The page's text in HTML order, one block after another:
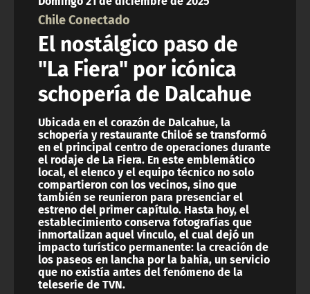
ACTUALIDAD Y TENDENCIAS
CORPORATIVO Y TRANSPARENCIA
CANAL DE DENUNCIAS
ÁREA DE PROYECTOS
Chile Conectado
El nostálgico paso de
"La Fiera" por icónica
schopería de Dalcahue
Ubicada en el corazón de Dalcahue, la
schopería y restaurante Chiloé se transformó
en el principal centro de operaciones durante
el rodaje de La Fiera. En este emblemático
local, el elenco y el equipo técnico no solo
compartieron con los vecinos, sino que
también se reunieron para presenciar el
estreno del primer capítulo. Hasta hoy, el
establecimiento conserva fotografías que
inmortalizan aquel vínculo, el cual dejó un
impacto turístico permanente: la creación de
los paseos en lancha por la bahía, un servicio
que no existía antes del fenómeno de la
teleserie de TVN.